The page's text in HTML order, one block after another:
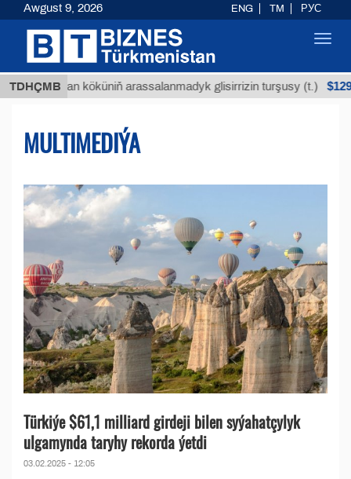
TDHÇMB
köküniň arassalanmadyk glisirrizin turşusy (t.) $12935,18
MULTIMEDIÝA
Türkiýe $61,1 milliard girdeji bilen syýahatçylyk
ulgamynda taryhy rekorda ýetdi
03.02.2025 - 12:05
Awgust 9, 2026 ENG TM РУС